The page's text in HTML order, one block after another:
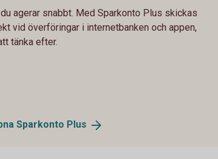
agerar snabbt. Med Sparkonto Plus skickas
vid överföringar i internetbanken och appen,
tänka efter.
Sparkonto Plus